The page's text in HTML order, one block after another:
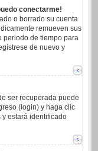
conectarme!
o borrado su cuenta
remueven sus
periodo de tiempo para
de nuevo y
ser recuperada puede
(login) y haga clic
y estará identificado